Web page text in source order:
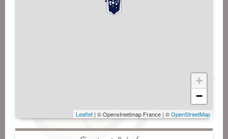
+
−
Leaflet | © Openstreetmap France | ©OpenStreetMap